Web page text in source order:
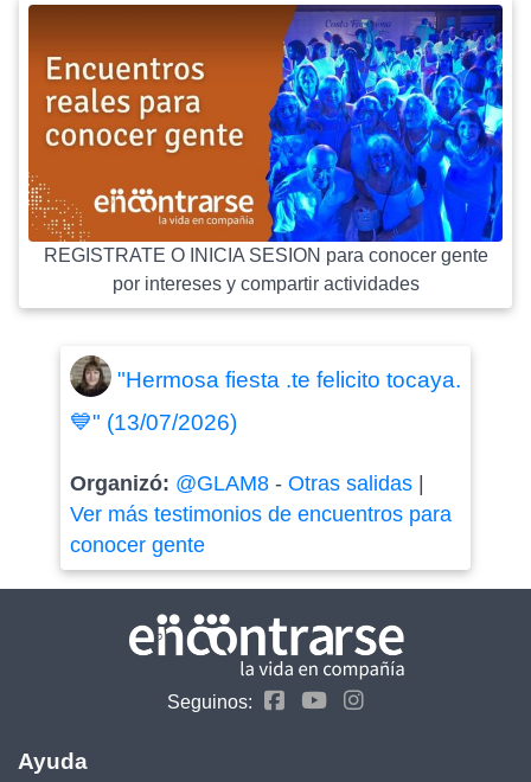
REGISTRATE O INICIA SESION para conocer gente
por intereses y compartir actividades
"Hermosa fiesta .te felicito tocaya.
💙" (13/07/2026)
Organizó: @GLAM8- Otras salidas|
Ver más testimonios de encuentros para
conocer gente
Seguinos:
Ayuda